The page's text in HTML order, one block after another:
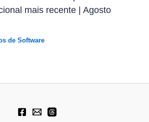
mais recente | Agosto
de Software